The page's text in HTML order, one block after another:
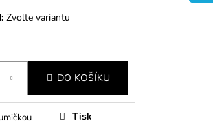
Zvolte variantu
DO KOŠÍKU
Tisk